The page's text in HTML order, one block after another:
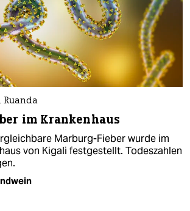
Ruanda
im Krankenhaus
Marburg-Fieber wurde im
von Kigali festgestellt. Todeszahlen